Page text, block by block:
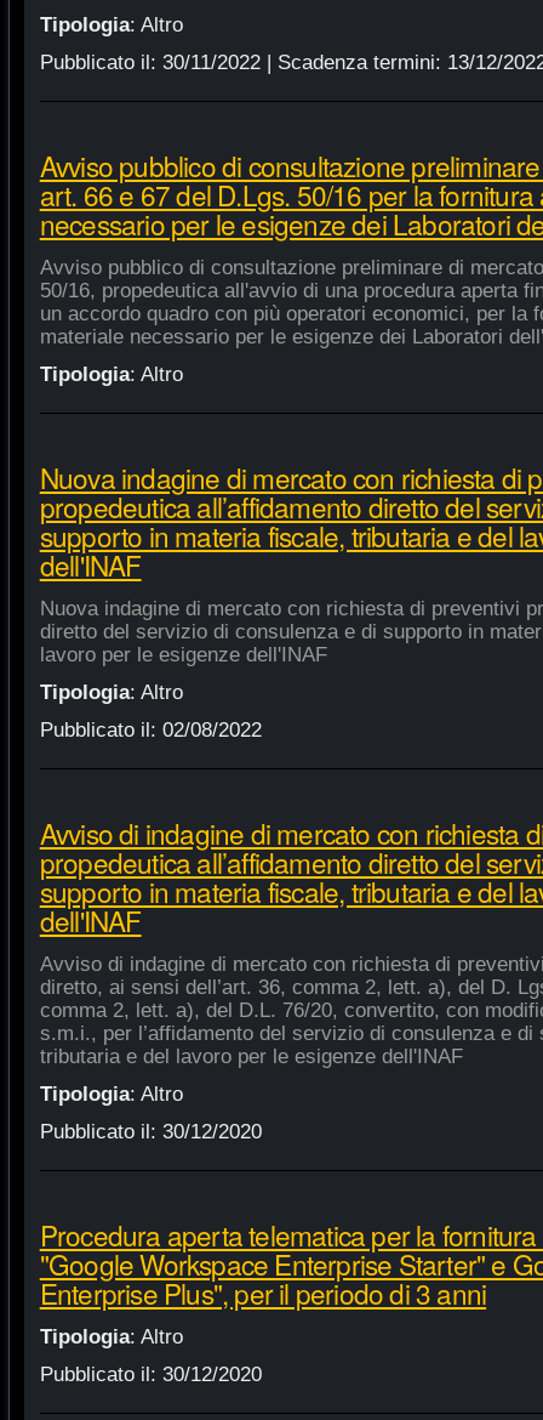
Tipologia: Altro
Pubblicato il: 30/11/2022| Scadenza termini: 13/12/
Avviso pubblico di consultazione
art. 66 e 67 del D.Lgs. 50/16 per la
necessario per le esigenze dei Laboratori
Avviso pubblico di consultazione preliminare di
50/16, propedeutica all'avvio di una procedura aperta
un accordo quadro con più operatori economici, per la
materiale necessario per le esigenze dei Laboratori
Tipologia: Altro
Nuova indagine di mercato con richiesta di
propedeutica all’affidamento diretto del
supporto in materia fiscale, tributaria e del
dell'INAF
Nuova indagine di mercato con richiesta di preventivi
diretto del servizio di consulenza e di supporto in
lavoro per le esigenze dell'INAF
Tipologia: Altro
Pubblicato il: 02/08/2022
Avviso di indagine di mercato con richiesta
propedeutica all’affidamento diretto del
supporto in materia fiscale, tributaria e del
dell'INAF
Avviso di indagine di mercato con richiesta di
diretto, ai sensi dell’art. 36, comma 2, lett. a), del D.
comma 2, lett. a), del D.L. 76/20, convertito, con
s.m.i., per l’affidamento del servizio di consulenza e
tributaria e del lavoro per le esigenze dell'INAF
Tipologia: Altro
Pubblicato il: 30/12/2020
Procedura aperta telematica per la
"Google Workspace Enterprise Starter" e
Enterprise Plus", per il periodo di 3 anni
Tipologia: Altro
Pubblicato il: 30/12/2020